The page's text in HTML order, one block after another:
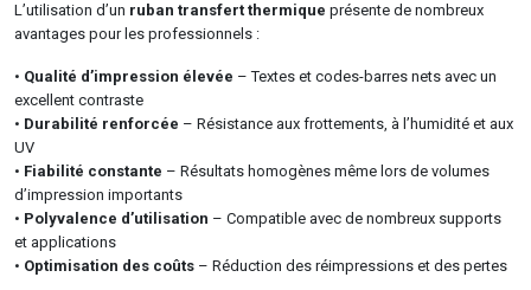
L’utilisation d’un ruban transfert thermique présente de nombreux
avantages pour les professionnels :
• Qualité d’impression élevée – Textes et codes-barres nets avec un
excellent contraste
• Durabilité renforcée – Résistance aux frottements, à l’humidité et aux
UV
• Fiabilité constante – Résultats homogènes même lors de volumes
d’impression importants
• Polyvalence d’utilisation – Compatible avec de nombreux supports
et applications
• Optimisation des coûts – Réduction des réimpressions et des pertes